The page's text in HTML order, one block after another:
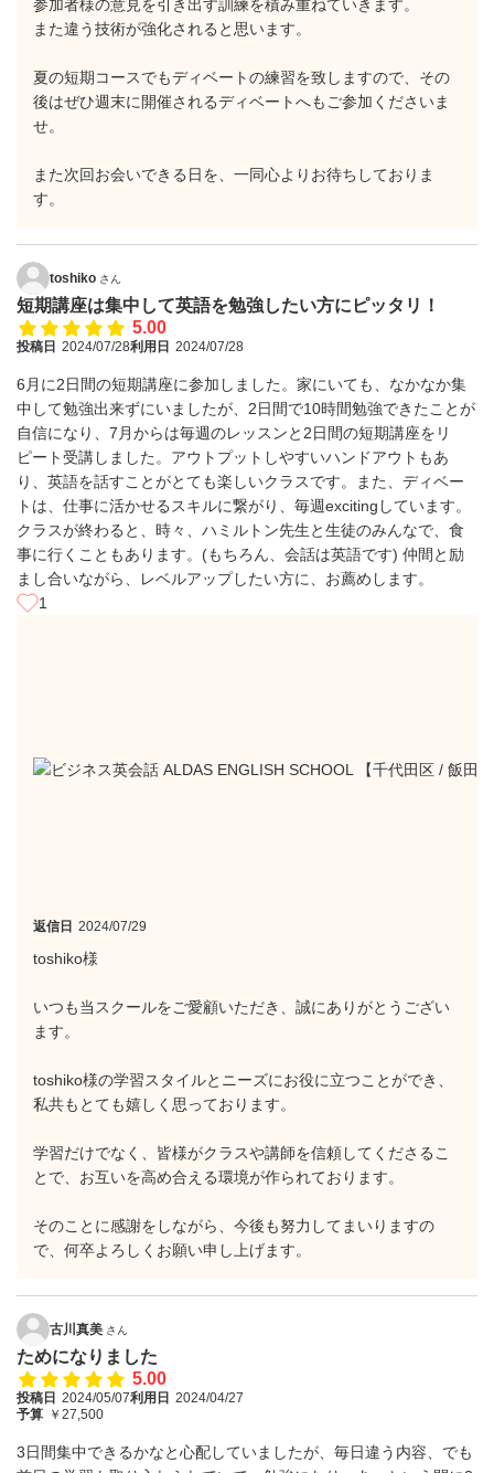
参加者様の意見を引き出す訓練を積み重ねていきます。
また違う技術が強化されると思います。
夏の短期コースでもディベートの練習を致しますので、その
後はぜひ週末に開催されるディベートへもご参加くださいま
せ。
また次回お会いできる日を、一同心よりお待ちしておりま
す。
toshiko さん
短期講座は集中して英語を勉強したい方にピッタリ！
5.00
投稿日 2024/07/28利用日 2024/07/28
6月に2日間の短期講座に参加しました。家にいても、なかなか集
中して勉強出来ずにいましたが、2日間で10時間勉強できたことが
自信になり、7月からは毎週のレッスンと2日間の短期講座をリ
ピート受講しました。アウトプットしやすいハンドアウトもあ
り、英語を話すことがとても楽しいクラスです。また、ディベー
トは、仕事に活かせるスキルに繋がり、毎週excitingしています。
クラスが終わると、時々、ハミルトン先生と生徒のみんなで、食
事に行くこともあります。(もちろん、会話は英語です) 仲間と励
まし合いながら、レベルアップしたい方に、お薦めします。
1
返信日 2024/07/29
toshiko様
いつも当スクールをご愛顧いただき、誠にありがとうござい
ます。
toshiko様の学習スタイルとニーズにお役に立つことができ、
私共もとても嬉しく思っております。
学習だけでなく、皆様がクラスや講師を信頼してくださるこ
とで、お互いを高め合える環境が作られております。
そのことに感謝をしながら、今後も努力してまいりますの
で、何卒よろしくお願い申し上げます。
古川真美 さん
ためになりました
5.00
投稿日 2024/05/07利用日 2024/04/27
予算 ￥27,500
3日間集中できるかなと心配していましたが、毎日違う内容、でも